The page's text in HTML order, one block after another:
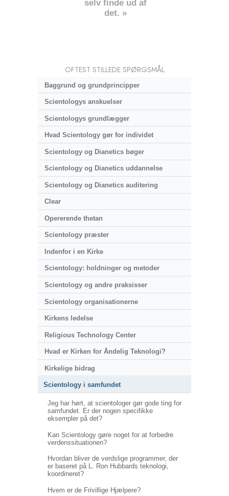
selv finde ud af
det. »
OFTEST STILLEDE SPØRGSMÅL
Baggrund og grundprincipper
Scientologys anskuelser
Scientologys grundlægger
Hvad Scientology gør for individet
Scientology og Dianetics bøger
Scientology og Dianetics uddannelse
Scientology og Dianetics auditering
Clear
Opererende thetan
Scientology præster
Indenfor i en Kirke
Scientology: holdninger og metoder
Scientology og andre praksisser
Scientology organisationerne
Kirkens ledelse
Religious Technology Center
Hvad er Kirken for Åndelig Teknologi?
Kirkelige bidrag
Scientology i samfundet
Jeg har hørt, at scientologer gør gode ting for
samfundet. Er der nogen specifikke
eksempler på det?
Kan Scientology gøre noget for at forbedre
verdenssituationen?
Hvordan bliver de verdslige programmer, der
er baseret på L. Ron Hubbards teknologi,
koordineret?
Hvem er de Frivillige Hjælpere?